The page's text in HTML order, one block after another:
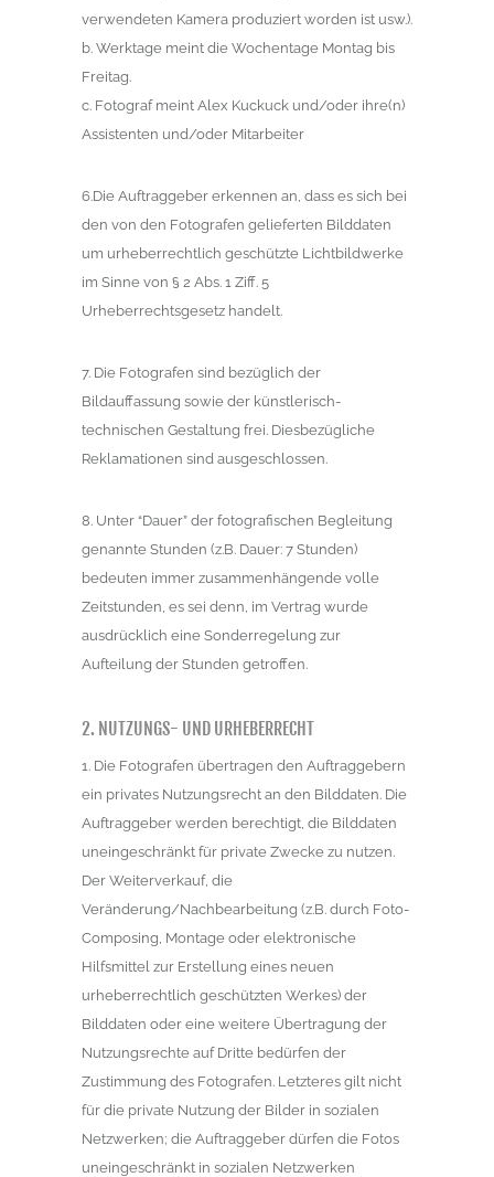
verwendeten Kamera produziert worden ist usw.).
b. Werktage meint die Wochentage Montag bis
Freitag.
c. Fotograf meint Alex Kuckuck und/oder ihre(n)
Assistenten und/oder Mitarbeiter
6.Die Auftraggeber erkennen an, dass es sich bei
den von den Fotografen gelieferten Bilddaten
um urheberrechtlich geschützte Lichtbildwerke
im Sinne von § 2 Abs. 1 Ziff. 5
Urheberrechtsgesetz handelt.
7. Die Fotografen sind bezüglich der
Bildauffassung sowie der künstlerisch-
technischen Gestaltung frei. Diesbezügliche
Reklamationen sind ausgeschlossen.
8. Unter “Dauer” der fotografischen Begleitung
genannte Stunden (z.B. Dauer: 7 Stunden)
bedeuten immer zusammenhängende volle
Zeitstunden, es sei denn, im Vertrag wurde
ausdrücklich eine Sonderregelung zur
Aufteilung der Stunden getroffen.
2. NUTZUNGS- UND URHEBERRECHT
1. Die Fotografen übertragen den Auftraggebern
ein privates Nutzungsrecht an den Bilddaten. Die
Auftraggeber werden berechtigt, die Bilddaten
uneingeschränkt für private Zwecke zu nutzen.
Der Weiterverkauf, die
Veränderung/Nachbearbeitung (z.B. durch Foto-
Composing, Montage oder elektronische
Hilfsmittel zur Erstellung eines neuen
urheberrechtlich geschützten Werkes) der
Bilddaten oder eine weitere Übertragung der
Nutzungsrechte auf Dritte bedürfen der
Zustimmung des Fotografen. Letzteres gilt nicht
für die private Nutzung der Bilder in sozialen
Netzwerken; die Auftraggeber dürfen die Fotos
uneingeschränkt in sozialen Netzwerken